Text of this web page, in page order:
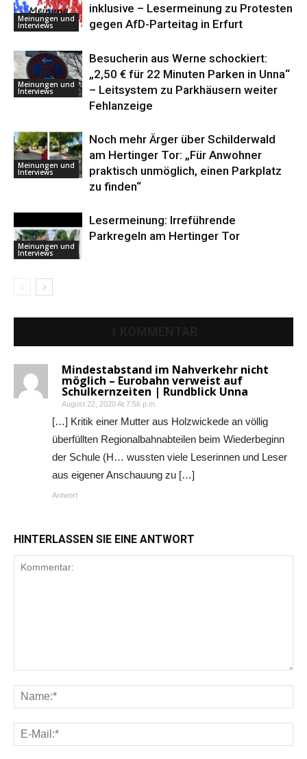
Meinungen und
Interviews
inklusive – Lesermeinung zu Protesten
gegen AfD-Parteitag in Erfurt
Meinungen und
Interviews
Besucherin aus Werne schockiert:
„2,50 € für 22 Minuten Parken in Unna“
– Leitsystem zu Parkhäusern weiter
Fehlanzeige
Meinungen und
Interviews
Noch mehr Ärger über Schilderwald
am Hertinger Tor: „Für Anwohner
praktisch unmöglich, einen Parkplatz
zu finden“
Meinungen und
Interviews
Lesermeinung: Irreführende
Parkregeln am Hertinger Tor
Mindestabstand im Nahverkehr nicht
möglich – Eurobahn verweist auf
Schulkernzeiten | Rundblick Unna
August 22, 2020 At 7:56 p.m.
[…] Kritik einer Mutter aus Holzwickede an völlig
überfüllten Regionalbahnabteilen beim Wiederbeginn
der Schule (H… wussten viele Leserinnen und Leser
aus eigener Anschauung zu […]
Antwort
HINTERLASSEN SIE EINE ANTWORT